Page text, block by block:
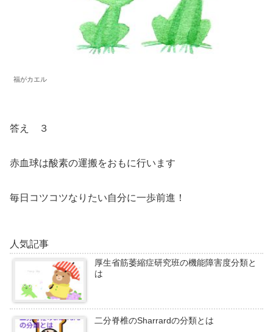
福がカエル
答え ３
赤血球は酸素の運搬をおもに行います
毎日コツコツなりたい自分に一歩前進！
人気記事
厚生省筋萎縮症研究班の機能障害度分類と
は
二分脊椎のSharrardの分類とは